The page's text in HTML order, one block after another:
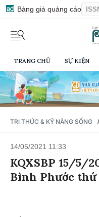
Bảng giá quảng cáo
TRANG CHỦ SỰ KIỆN
TRI THỨC & KỸ NĂNG SỐNG /
14/05/2021 11:33
KQXSBP 15/5/
Bình Phước thứ